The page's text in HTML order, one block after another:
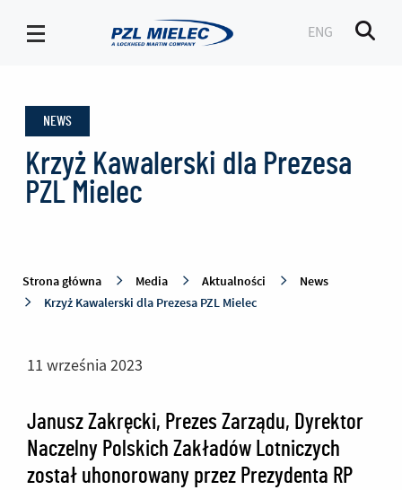
Mielec
ENG
NEWS
Krzyż Kawalerski dla Prezesa
PZL Mielec
Strona główna Media Aktualności
News
Krzyż Kawalerski dla Prezesa PZL Mielec
11 września 2023
Janusz Zakręcki, Prezes Zarządu, Dyrektor
Naczelny Polskich Zakładów Lotniczych
został uhonorowany przez Prezydenta RP